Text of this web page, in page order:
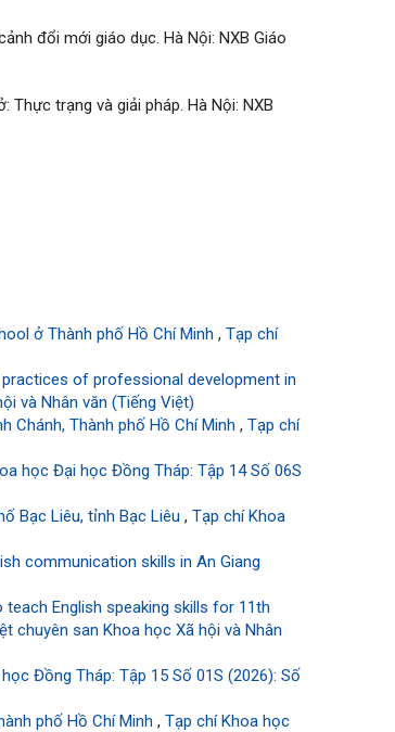
đổi mới giáo dục. Hà Nội: NXB Giáo
Thực trạng và giải pháp. Hà Nội: NXB
ở Thành phố Hồ Chí Minh,Tạp chí
practices of professional development in
và Nhân văn (Tiếng Việt)
Chánh, Thành phố Hồ Chí Minh,Tạp chí
học Đại học Đồng Tháp: Tập 14 Số 06S
Bạc Liêu, tỉnh Bạc Liêu,Tạp chí Khoa
communication skills in An Giang
English speaking skills for 11th
chuyên san Khoa học Xã hội và Nhân
Đồng Tháp: Tập 15 Số 01S (2026): Số
phố Hồ Chí Minh,Tạp chí Khoa học